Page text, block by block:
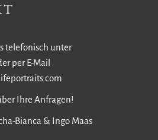
telefonisch unter
per E-Mail
Ihre Anfragen!
Bianca & Ingo Maas